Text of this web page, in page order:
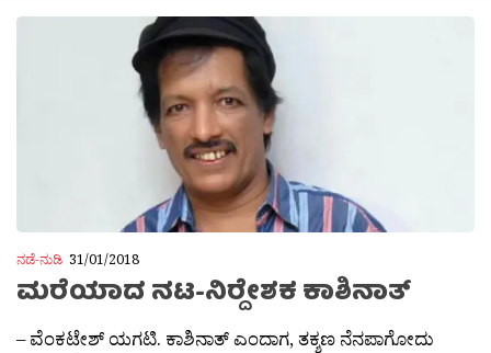
ನಡೆ-ನುಡಿ 31/01/2018
ಮರೆಯಾದ ನಟ-ನಿರ‍್ದೇಶಕ ಕಾಶಿನಾತ್
– ವೆಂಕಟೇಶ್ ಯಗಟಿ. ಕಾಶಿನಾತ್ ಎಂದಾಗ, ತಕ್ಶಣ ನೆನಪಾಗೋದು